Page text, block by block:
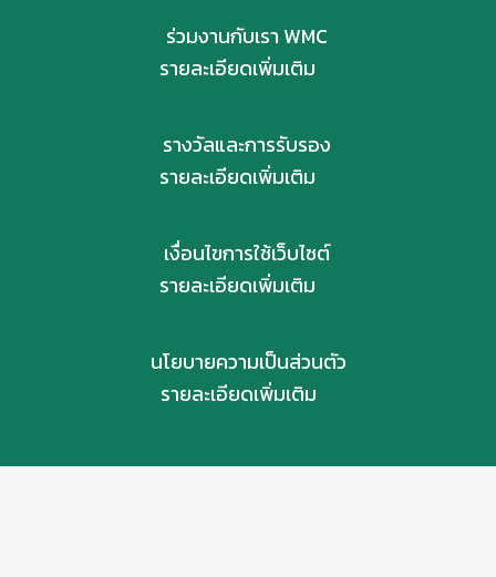
ร่วมงานกับเรา WMC
รายละเอียดเพิ่มเติม
รางวัลและการรับรอง
รายละเอียดเพิ่มเติม
เงื่อนไขการใช้เว็บไซต์
รายละเอียดเพิ่มเติม
นโยบายความเป็นส่วนตัว
รายละเอียดเพิ่มเติม